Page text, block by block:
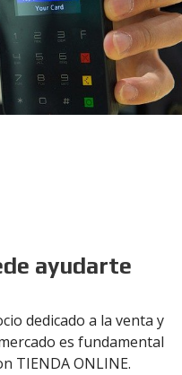
ayudarte
dedicado a la venta y
es fundamental
TIENDA ONLINE.